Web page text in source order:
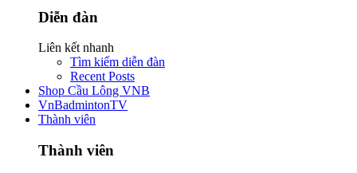
Diễn đàn
Liên kết nhanh
Tìm kiếm diễn đàn
Recent Posts
Shop Cầu Lông VNB
VnBadmintonTV
Thành viên
Thành viên